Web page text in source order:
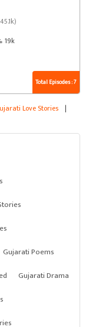
19k
Total Episodes : 7
Love Stories |
Gujarati Poems
Gujarati Drama